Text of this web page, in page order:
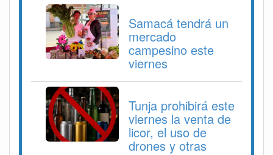
Samacá tendrá un
mercado
campesino este
viernes
Tunja prohibirá este
viernes la venta de
licor, el uso de
drones y otras